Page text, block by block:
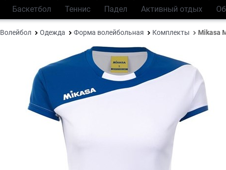
Баскетбол Теннис Падел Активный отдых
Волейбол Одежда Форма волейбольная Комплекты Mikasa